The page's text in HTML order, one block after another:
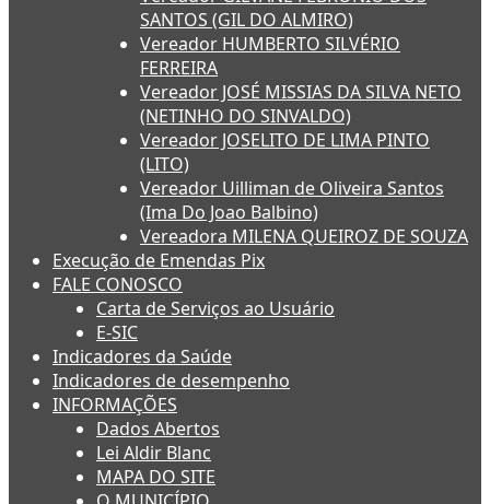
SANTOS (GIL DO ALMIRO)
Vereador HUMBERTO SILVÉRIO
FERREIRA
Vereador JOSÉ MISSIAS DA SILVA NETO
(NETINHO DO SINVALDO)
Vereador JOSELITO DE LIMA PINTO
(LITO)
Vereador Uilliman de Oliveira Santos
(Ima Do Joao Balbino)
Vereadora MILENA QUEIROZ DE SOUZA
Execução de Emendas Pix
FALE CONOSCO
Carta de Serviços ao Usuário
E-SIC
Indicadores da Saúde
Indicadores de desempenho
INFORMAÇÕES
Dados Abertos
Lei Aldir Blanc
MAPA DO SITE